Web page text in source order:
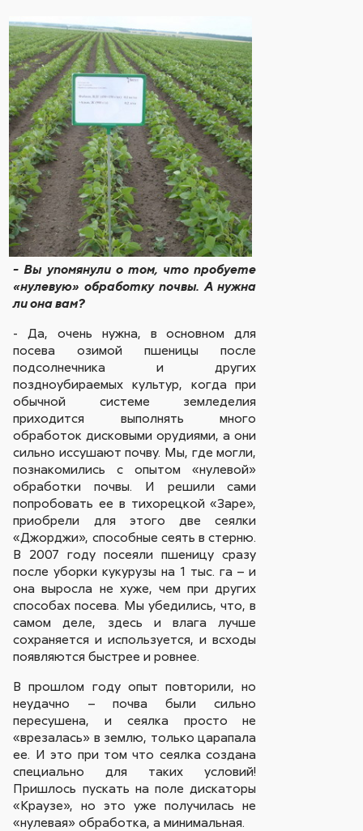
- Вы упомянули о том, что пробуете
«нулевую» обработку почвы. А нужна
ли она вам?
- Да, очень нужна, в основном для
посева озимой пшеницы после
подсолнечника и других
поздноубираемых культур, когда при
обычной системе земледелия
приходится выполнять много
обработок дисковыми орудиями, а они
сильно иссушают почву. Мы, где могли,
познакомились с опытом «нулевой»
обработки почвы. И решили сами
попробовать ее в тихорецкой «Заре»,
приобрели для этого две сеялки
«Джорджи», способные сеять в стерню.
В 2007 году посеяли пшеницу сразу
после уборки кукурузы на 1 тыс. га – и
она выросла не хуже, чем при других
способах посева. Мы убедились, что, в
самом деле, здесь и влага лучше
сохраняется и используется, и всходы
появляются быстрее и ровнее.
В прошлом году опыт повторили, но
неудачно – почва были сильно
пересушена, и сеялка просто не
«врезалась» в землю, только царапала
ее. И это при том что сеялка создана
специально для таких условий!
Пришлось пускать на поле дискаторы
«Краузе», но это уже получилась не
«нулевая» обработка, а минимальная.